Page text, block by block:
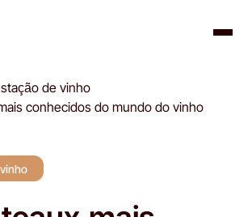
de vinho
conhecidos do mundo do vinho